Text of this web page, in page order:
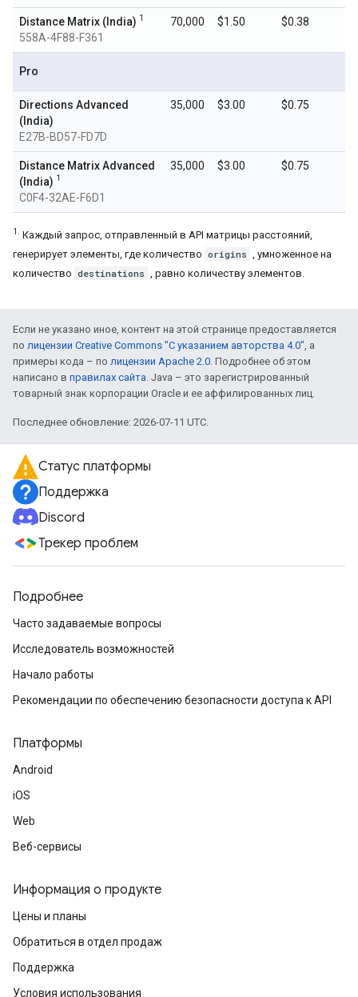
Distance Matrix (India) 1
558A-4F88-F361
70,000 $1.50 $0.38
Pro
Directions Advanced
(India)
E27B-BD57-FD7D
35,000 $3.00 $0.75
Distance Matrix Advanced
(India) 1
C0F4-32AE-F6D1
35,000 $3.00 $0.75
1.
Каждый запрос, отправленный в API матрицы расстояний,
генерирует элементы, где количество origins , умноженное на
количество destinations , равно количеству элементов.
Если не указано иное, контент на этой странице предоставляется
по лицензии Creative Commons "С указанием авторства 4.0", а
примеры кода – по лицензии Apache 2.0. Подробнее об этом
написано в правилах сайта. Java – это зарегистрированный
товарный знак корпорации Oracle и ее аффилированных лиц.
Последнее обновление: 2026-07-11 UTC.
Статус платформы
Поддержка
Discord
Трекер проблем
Подробнее
Часто задаваемые вопросы
Исследователь возможностей
Начало работы
Рекомендации по обеспечению безопасности доступа к API
Платформы
Android
iOS
Web
Веб-сервисы
Информация о продукте
Цены и планы
Обратиться в отдел продаж
Поддержка
Условия использования